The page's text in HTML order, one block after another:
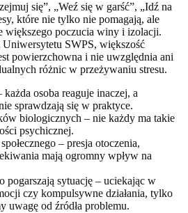
się”, „Weź się w garść”, „Idź na
które nie tylko nie pomagają, ale
większego poczucia winy i izolacji.
Uniwersytetu SWPS, większość
powierzchowna i nie uwzględnia ani
różnic w przeżywaniu stresu.
osoba reaguje inaczej, a
sprawdzają się w praktyce.
biologicznych – nie każdy ma takie
psychicznej.
– presja otoczenia,
mają ogromny wpływ na
pogarszają sytuację – uciekając w
czy kompulsywne działania, tylko
uwagę od źródła problemu.